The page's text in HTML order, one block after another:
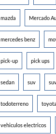
mazda Mercado
mercedes benz
pick-up pick ups
sedan suv
todoterreno toyota
vehiculos electricos